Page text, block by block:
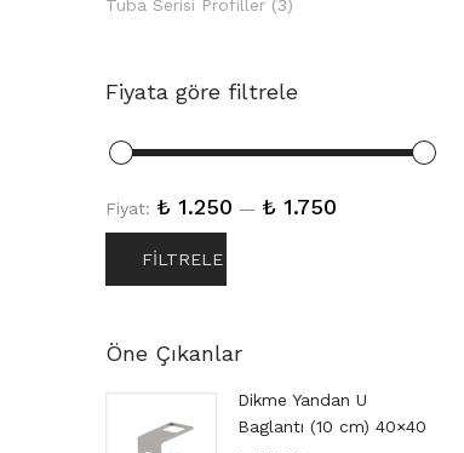
Tuba Serisi Profiller (3)
Fiyata göre filtrele
FILTRELE
Fiyat: ₺ 1.250 — ₺ 1.750
Öne Çıkanlar
Dikme Yandan U
Baglantı (10 cm) 40×40